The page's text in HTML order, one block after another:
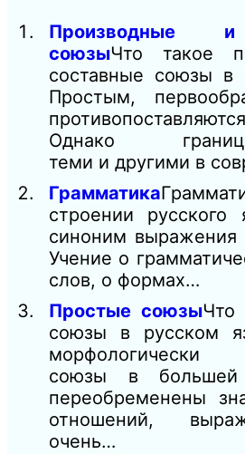
Производные
союзыЧто такое
составные союзы в
Простым,
Однако
теми и другими в
Грамматика
строении
синоним выражения
Учение о
слов, о формах…
Простые союзыЧто
союзы в русском
союзы в большей
переобременены
отношений,
очень…